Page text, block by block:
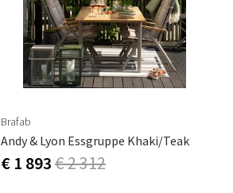
Brafab
Andy & Lyon Essgruppe Khaki/teak
€ 1 893€ 2 312